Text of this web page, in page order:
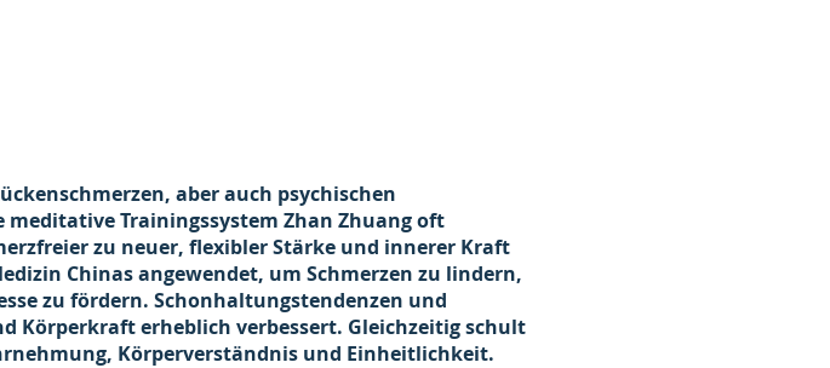
aber auch psychischen
Trainingssystem Zhan Zhuang oft
zu neuer, flexibler Stärke und innerer Kraft
Chinas angewendet, um Schmerzen zu lindern,
zu fördern. Schonhaltungstendenzen und
Körperkraft erheblich verbessert. Gleichzeitig schult
Körperverständnis und Einheitlichkeit.